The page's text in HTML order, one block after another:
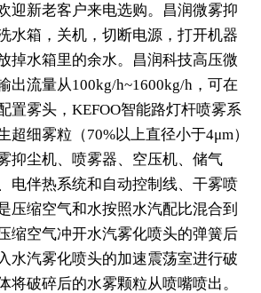
迎新老客户来电选购。昌润微雾抑
水箱，关机，切断电源，打开机器
掉水箱里的余水。昌润科技高压微
出流量从100kg/h~1600kg/h，可在
置雾头，KEFOO智能路灯杆喷雾系
超细雾粒（70%以上直径小于4μm）
抑尘机、喷雾器、空压机、储气
电伴热系统和自动控制线、干雾喷
压缩空气和水按照水汽配比混合到
缩空气冲开水汽雾化喷头的弹簧后
水汽雾化喷头的加速震荡室进行破
将破碎后的水雾颗粒从喷嘴喷出。